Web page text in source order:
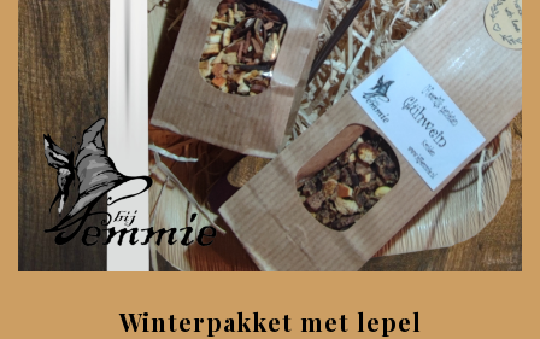
Winterpakket met lepel